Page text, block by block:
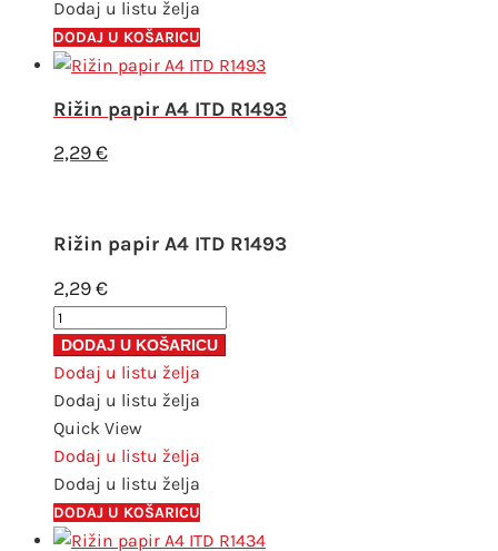
Dodaj u listu želja
DODAJ U KOŠARICU
Rižin papir A4 ITD R1493
2,29€
Rižin papir A4 ITD R1493
2,29€
Rižin
papir
A4
ITD
R1493
količina
DODAJ U KOŠARICU
Dodaj u listu želja
Dodaj u listu želja
Quick View
Dodaj u listu želja
Dodaj u listu želja
DODAJ U KOŠARICU